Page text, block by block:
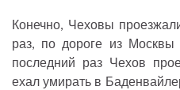
Конечно, Чеховы
раз, по дороге из
последний раз Чехов
ехал умирать в